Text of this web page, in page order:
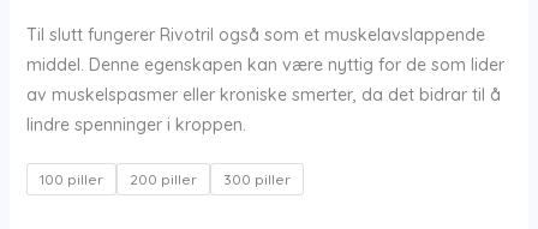
Til slutt fungerer Rivotril også som et muskelavslappende
middel. Denne egenskapen kan være nyttig for de som lider
av muskelspasmer eller kroniske smerter, da det bidrar til å
lindre spenninger i kroppen.
100 piller 200 piller 300 piller